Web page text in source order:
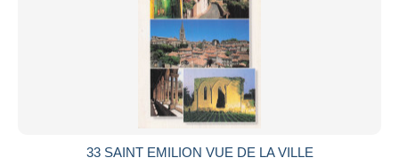
33 SAINT EMILION VUE DE LA VILLE